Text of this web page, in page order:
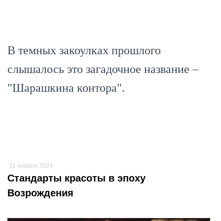
В темных закоулках прошлого
слышалось это загадочное название –
"Шарашкина контора".
31 января 2024
Cтандарты красоты в эпоху
Возрождения